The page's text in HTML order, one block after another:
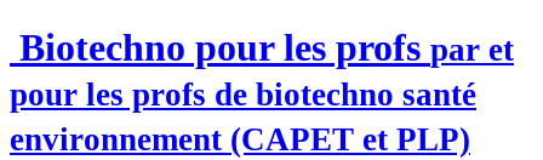
Biotechno pour les profs par et
pour les profs de biotechno santé
environnement (CAPET et PLP)